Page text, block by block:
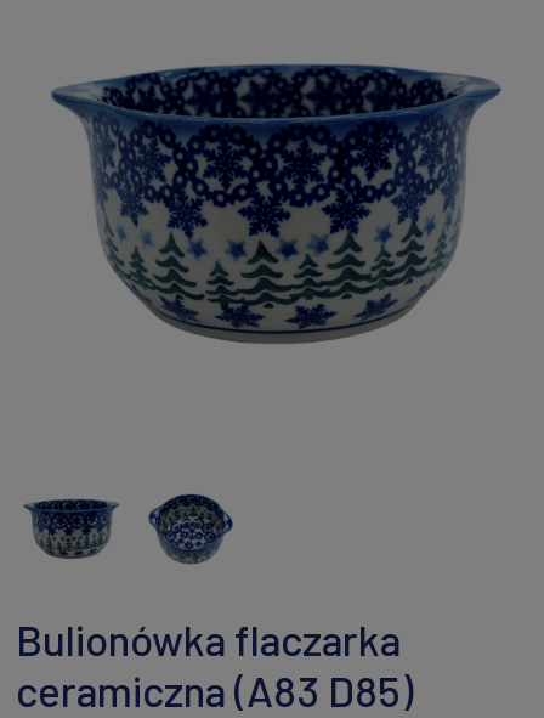
Bulionówka flaczarka
ceramiczna (A83 D85)